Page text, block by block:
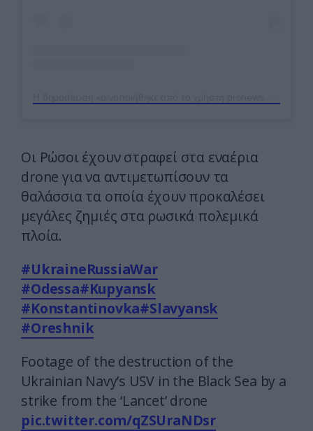
Οι Ρώσοι έχουν στραφεί στα εναέρια
drone για να αντιμετωπίσουν τα
θαλάσσια τα οποία έχουν προκαλέσει
μεγάλες ζημιές στα ρωσικά πολεμικά
πλοία.
#UkraineRussiaWar
#Odessa#Kupyansk
#Konstantinovka#Slavyansk
#Oreshnik
Footage of the destruction of the
Ukrainian Navy’s USV in the Black Sea by a
strike from the ‘Lancet’ drone
pic.twitter.com/qZSUraNDsr